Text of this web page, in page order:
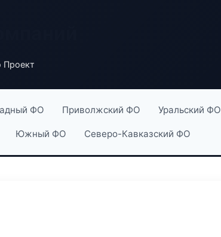
Проект
ФО Приволжский ФО Уральский ФО
Южный ФО Северо-Кавказский ФО